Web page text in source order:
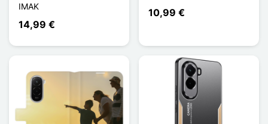
IMAK
14,99 €
10,99 €